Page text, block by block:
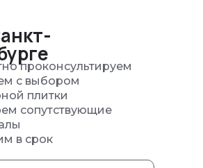
проконсультируем
с выбором
плитки
сопутствующие
в срок